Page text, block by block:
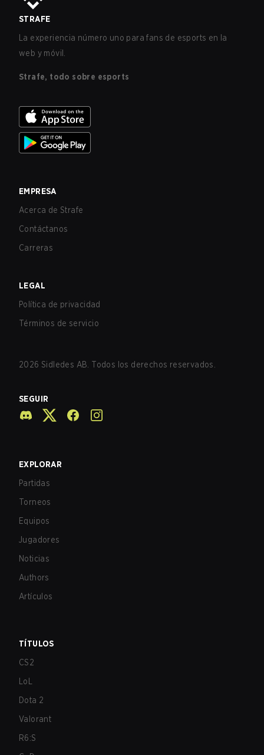
STRAFE
La experiencia número uno para fans de esports en la
web y móvil.
Strafe, todo sobre esports
EMPRESA
Acerca de Strafe
Contáctanos
Carreras
LEGAL
Política de privacidad
Términos de servicio
2026 Sidledes AB. Todos los derechos reservados.
SEGUIR
EXPLORAR
Partidas
Torneos
Equipos
Jugadores
Noticias
Authors
Artículos
TÍTULOS
CS2
LoL
Dota 2
Valorant
R6:S